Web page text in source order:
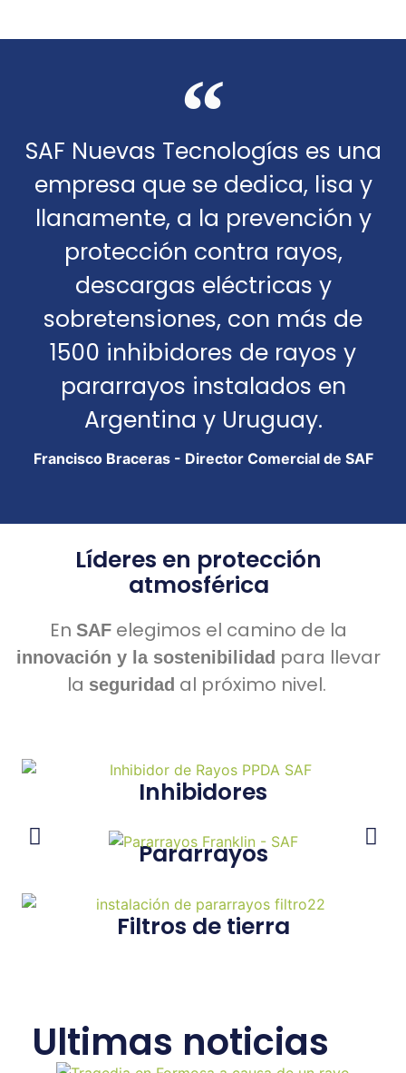
SAF Nuevas Tecnologías es una
empresa que se dedica, lisa y
llanamente, a la prevención y
protección contra rayos,
descargas eléctricas y
sobretensiones, con más de
1500 inhibidores de rayos y
pararrayos instalados en
Argentina y Uruguay.
Francisco Braceras - Director Comercial de SAF
Líderes en protección
atmosférica
En SAF elegimos el camino de la
innovación y la sostenibilidad para llevar
la seguridad al próximo nivel.
Inhibidores
Pararrayos
Filtros de tierra
Ultimas noticias